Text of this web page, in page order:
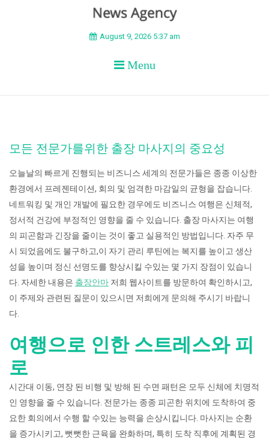
BEYOND APEX
August 9, 2026 5:37 am
Menu
모든 전문가를위한 출장 마사지의 중요성
오늘날의 빠르게 진행되는 비즈니스 세계의 전문가들은 종종 이상한
환경에서 프레젠테이션, 회의 및 엄격한 마감일의 균형을 잡습니다.
네트워킹 및 개인 개발에 필요한 경우에도 비즈니스 여행은 신체적,
정서적 건강에 부정적인 영향을 줄 수 있습니다. 출장 마사지는 여행
의 피곤함과 긴장을 줄이는 것이 좋고 실용적인 방법입니다. 자주 무
시 되었음에도 불구하고,이 자기 관리 루틴에는 복지를 높이고 생산
성을 높이며 정신 선명도를 향상시킬 수있는 몇 가지 장점이 있습니
다. 자세한 내용은 출장안마 저희 웹사이트를 방문하여 확인하시고,
이 주제와 관련된 질문이 있으시면 저희에게 문의해 주시기 바랍니
다.
여행으로 인한 스트레스와 피
로
시간대 이동, 연장 된 비행 및 방해 된 수면 패턴은 모두 신체에 치명적
인 영향을 줄 수 있습니다. 전문가는 종종 피곤한 위치에 도착하여 중
요한 회의에서 수행 할 수있는 능력을 손상시킵니다. 마사지는 순환
을 증가시키고, 뻣뻣한 근육을 완화하며, 특히 도착 직후에 계획된 경